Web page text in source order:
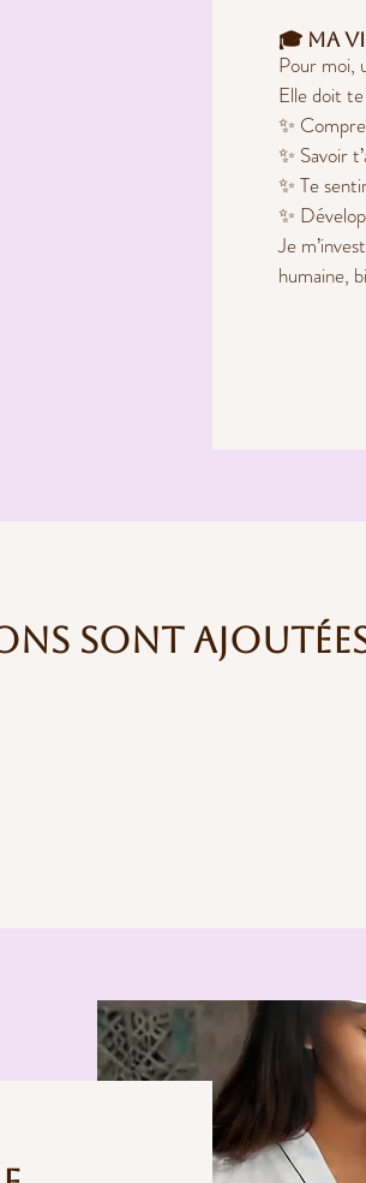
🎓 Ma
Pour moi,
Elle doit
✨
✨ Savoir
✨ Te
✨
Je
humaine,
sont